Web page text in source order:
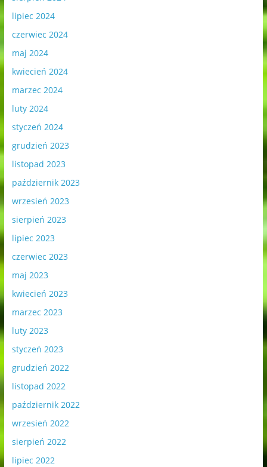
lipiec 2024
czerwiec 2024
maj 2024
kwiecień 2024
marzec 2024
luty 2024
styczeń 2024
grudzień 2023
listopad 2023
październik 2023
wrzesień 2023
sierpień 2023
lipiec 2023
czerwiec 2023
maj 2023
kwiecień 2023
marzec 2023
luty 2023
styczeń 2023
grudzień 2022
listopad 2022
październik 2022
wrzesień 2022
sierpień 2022
lipiec 2022